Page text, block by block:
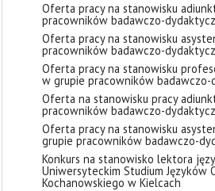
Oferta pracy na stanowisku
pracowników badawczo-
Oferta pracy na stanowisku
pracowników badawczo-
Oferta pracy na stanowisku
w grupie pracowników badawczo-
Oferta na stanowisku pracy
pracowników badawczo-
Oferta pracy na stanowisku
grupie pracowników badawczo-
Konkurs na stanowisko lektora
Uniwersyteckim Studium Języków
Kochanowskiego w Kielcach